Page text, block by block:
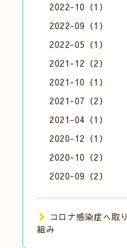
2022-10（1）
2022-09（1）
2022-05（1）
2021-12（2）
2021-10（1）
2021-07（2）
2021-04（1）
2020-12（1）
2020-10（2）
2020-09（2）
コロナ感染症へ取り
組み